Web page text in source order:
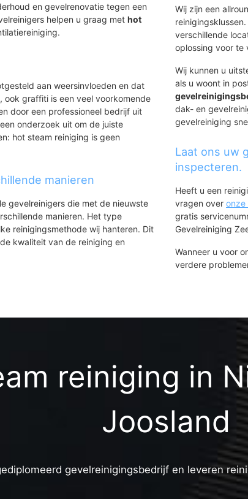
en gevelrenovatie tegen een
helpen u graag methot
aan weersinvloeden en dat
graffiti is een veel voorkomende
door een professioneel bedrijf uit
onderzoek uit om de juiste
hot steam reiniging is geen
manieren
gevelreinigers die met de nieuwste
manieren. Het type
reinigingsmethode wij hanteren. Dit
kwaliteit van de reiniging en
Wij zijn een
verschillende
oplossing voor te
Wij kunnen u
als u woont in
dak- en
gevelreiniging
Laat ons uw
inspecteren.
Heeft u een
vragen over onze
gratis
Gevelreiniging
Wanneer u voor
verdere
reiniging in
Joosland
gevelreinigingsbedrijf en leveren